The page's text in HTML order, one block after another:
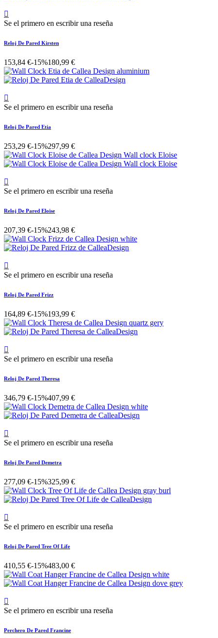

Se el primero en escribir una reseña
Reloj De Pared Kirsten
153,84 €-15%180,99 €

Se el primero en escribir una reseña
Reloj De Pared Etia
253,29 €-15%297,99 €

Se el primero en escribir una reseña
Reloj De Pared Eloise
207,39 €-15%243,98 €

Se el primero en escribir una reseña
Reloj De Pared Frizz
164,89 €-15%193,99 €

Se el primero en escribir una reseña
Reloj De Pared Theresa
346,79 €-15%407,99 €

Se el primero en escribir una reseña
Reloj De Pared Demetra
277,09 €-15%325,99 €

Se el primero en escribir una reseña
Reloj De Pared Tree Of Life
410,55 €-15%483,00 €

Se el primero en escribir una reseña
Perchero De Pared Francine